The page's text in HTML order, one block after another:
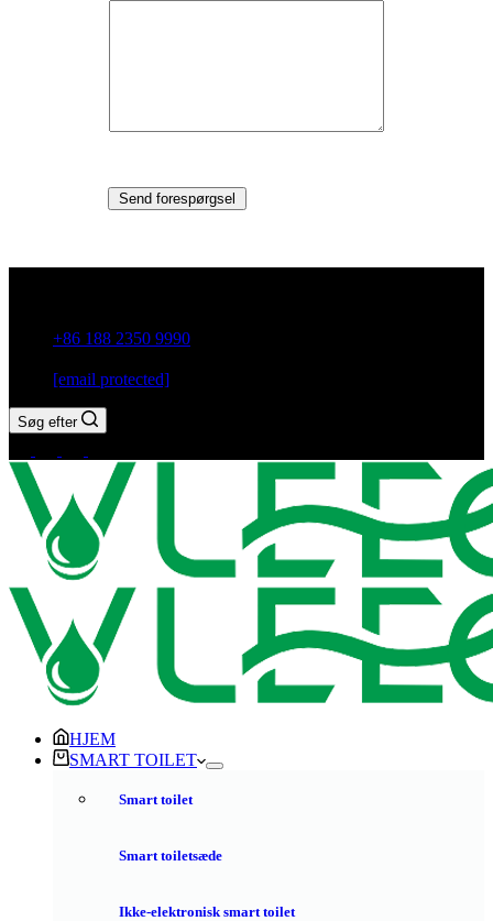
Send forespørgsel
+86 188 2350 9990
[email protected]
Søg efter
HJEM
SMART TOILET
Smart toilet
Smart toiletsæde
Ikke-elektronisk smart toilet